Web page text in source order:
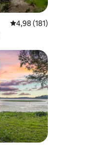
Note moyenne de
4,98 (181)